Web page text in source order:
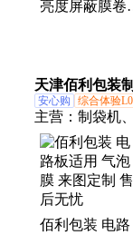
亮度屏蔽膜卷
天津佰利包装
安心购 综合体验L0
主营： 制袋机
装、片材包装
棉、气泡袋、
pe袋、环保pe
复合材料、泡
铝箔、pe防静电
佰利包装 电路